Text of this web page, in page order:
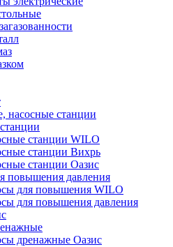
насосные станции
станции WILO
станции Вихрь
станции Оазис
повышения давления
для повышения WILO
для повышения давления
дренажные Оазис